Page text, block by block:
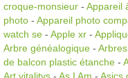
croque-monsieur - Appareil
photo - Appareil photo
watch se - Apple xr -
Arbre généalogique - Arbres
de balcon plastic étanche -